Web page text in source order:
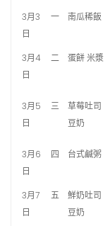
3月3
日
一 南瓜稀飯
3月4
日
二 蛋餅 米漿
3月5
日
三
草莓吐司
豆奶
3月6
日
四 台式鹹粥
3月7
日
五
鮮奶吐司
豆奶